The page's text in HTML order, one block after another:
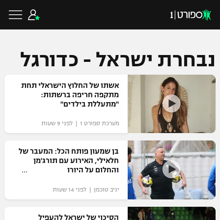
כדורגל ישראלי
ליגת העל
גביע הטוטו
ליגיונרים
גביע המדינה
כדורגל עולמי
ליגת האלופות
ליגה אירופית
ליגה אנגלית
כדורסל ישראלי
ליגת ווינר סל
ליגה לאומית
כדורסל עולמי
NBA
נבחרת ישראל - כדורגל
אשתו של החלוץ הישראלי תחת
מתקפה חריפה ברשתות:
"מתעללת בילדים"
מערכת ספורט 1 | לפני 9 שעות
בן שמעון פותח הכל: המעבר של
חלאילי, האירוע עם תורג'מן
והחלום על היורו
יניב טוכמן | לפני 14 שעות
הסיכוי של ישראל להעפיל